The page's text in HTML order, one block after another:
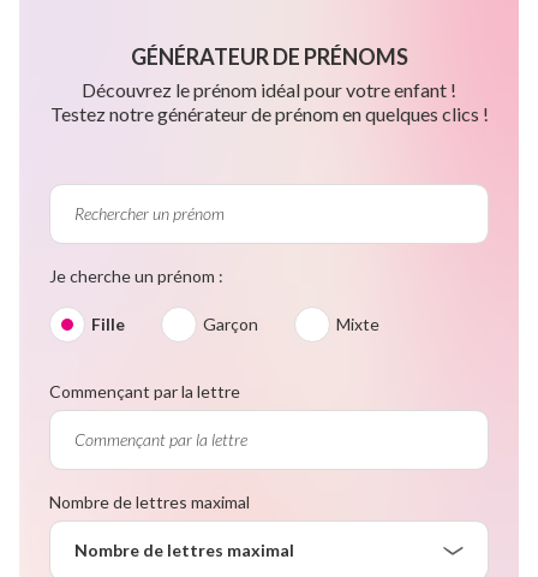
GÉNÉRATEUR DE PRÉNOMS
Découvrez le prénom idéal pour votre enfant !
Testez notre générateur de prénom en quelques clics !
Je cherche un prénom :
Fille Garçon Mixte
Commençant par la lettre
Nombre de lettres maximal
Nombre de lettres maximal